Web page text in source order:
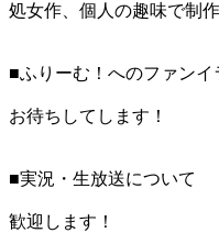
処女作、個人の趣味で制
■ふりーむ！へのファンイ
お待ちしてします！
■実況・生放送について
歓迎します！